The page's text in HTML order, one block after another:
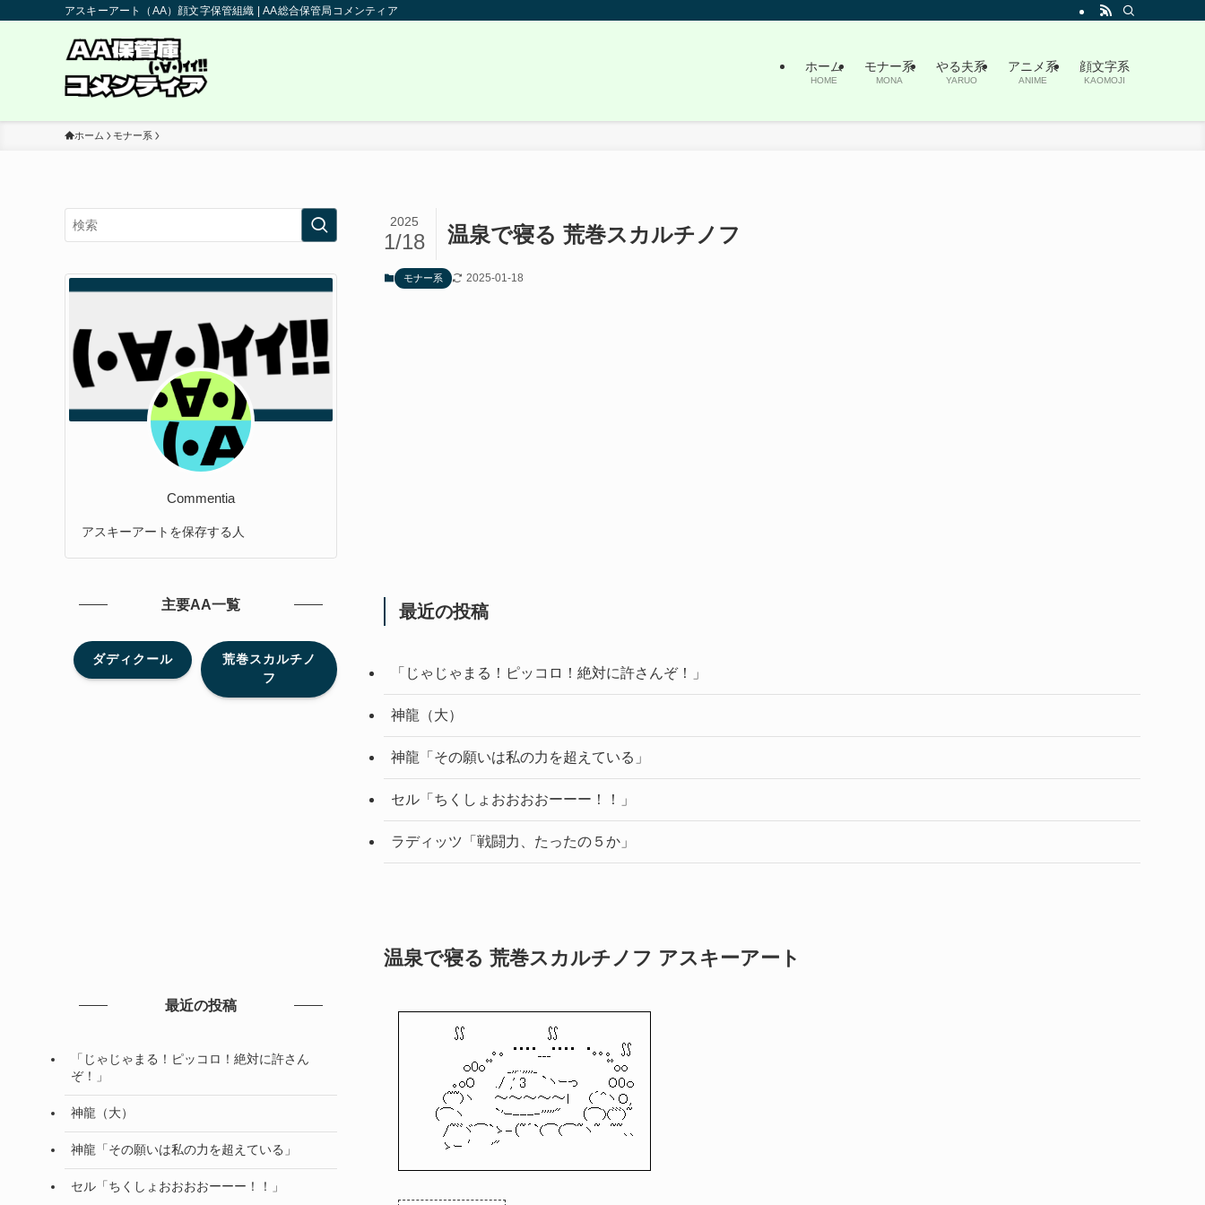
アスキーアート（AA）顔文字保管組織 | AA総合保管局コメンティア
ホーム
HOME
モナー系
MONA
やる夫系
YARUO
アニメ系
ANIME
顔文字系
KAOMOJI
ホーム モナー系
温泉で寝る 荒巻スカルチノフ
2025
1/18
モナー系 2025-01-18
最近の投稿
「じゃじゃまる！ピッコロ！絶対に許さんぞ！」
神龍（大）
神龍「その願いは私の力を超えている」
セル「ちくしょおおおおーーー！！」
ラディッツ「戦闘力、たったの５か」
温泉で寝る 荒巻スカルチノフ アスキーアート
∬ ∬
｡。 ････___････ ･｡｡。 ∬
ｏ0oﾟﾟ _,,..,,,,_ ﾟﾟoo
｡oO ./ ,' 3 `ヽｰっ O0ｏ
(~~)ヽ ～～～～～l (´^ヽＯ,
（⌒ヽ `'ｰ---‐'''''" （⌒)(ﾞﾞﾞ)~
/~ﾞﾞヾ⌒`ゝ-（~´`(⌒(⌒~ヽ~ ~~､､
ゝｰ ′ '"
Commentia
アスキーアートを保存する人
主要AA一覧
ダディクール
荒巻スカルチノ
フ
最近の投稿
「じゃじゃまる！ピッコロ！絶対に許さん
ぞ！」
神龍（大）
神龍「その願いは私の力を超えている」
セル「ちくしょおおおおーーー！！」